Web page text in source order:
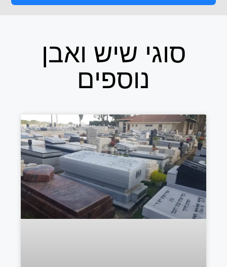
סוגי שיש ואבן
נוספים